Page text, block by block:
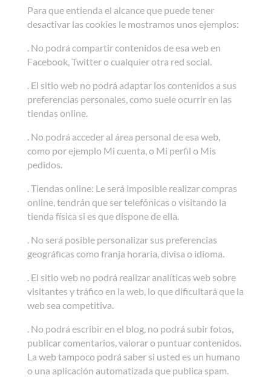
Para que entienda el alcance que puede tener
desactivar las cookies le mostramos unos ejemplos:
. No podrá compartir contenidos de esa web en
Facebook, Twitter o cualquier otra red social.
. El sitio web no podrá adaptar los contenidos a sus
preferencias personales, como suele ocurrir en las
tiendas online.
. No podrá acceder al área personal de esa web,
como por ejemplo Mi cuenta, o Mi perfil o Mis
pedidos.
. Tiendas online: Le será imposible realizar compras
online, tendrán que ser telefónicas o visitando la
tienda física si es que dispone de ella.
. No será posible personalizar sus preferencias
geográficas como franja horaria, divisa o idioma.
. El sitio web no podrá realizar analíticas web sobre
visitantes y tráfico en la web, lo que dificultará que la
web sea competitiva.
. No podrá escribir en el blog, no podrá subir fotos,
publicar comentarios, valorar o puntuar contenidos.
La web tampoco podrá saber si usted es un humano
o una aplicación automatizada que publica spam.